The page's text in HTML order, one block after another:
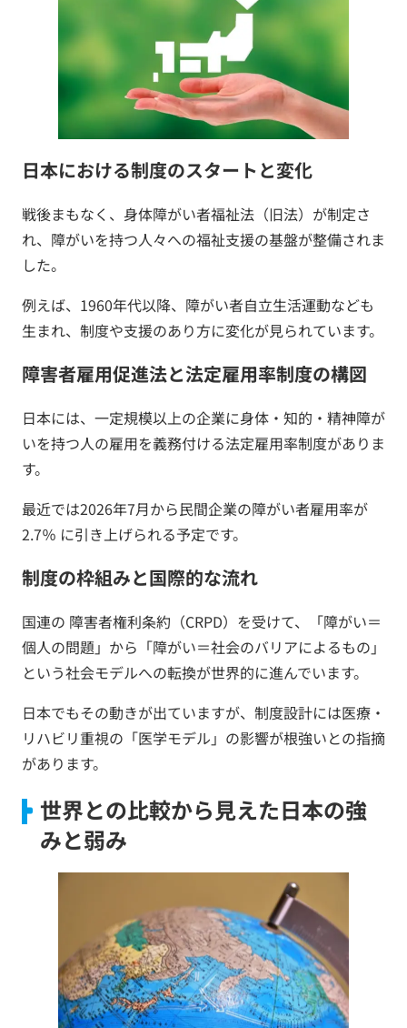
日本における制度のスタートと変化
戦後まもなく、身体障がい者福祉法（旧法）が制定さ
れ、障がいを持つ人々への福祉支援の基盤が整備されま
した。
例えば、1960年代以降、障がい者自立生活運動なども
生まれ、制度や支援のあり方に変化が見られています。
障害者雇用促進法と法定雇用率制度の構図
日本には、一定規模以上の企業に身体・知的・精神障が
いを持つ人の雇用を義務付ける法定雇用率制度がありま
す。
最近では2026年7月から民間企業の障がい者雇用率が
2.7％ に引き上げられる予定です。
制度の枠組みと国際的な流れ
国連の 障害者権利条約（CRPD）を受けて、「障がい＝
個人の問題」から「障がい＝社会のバリアによるもの」
という社会モデルへの転換が世界的に進んでいます。
日本でもその動きが出ていますが、制度設計には医療・
リハビリ重視の「医学モデル」の影響が根強いとの指摘
があります。
世界との比較から見えた日本の強
みと弱み